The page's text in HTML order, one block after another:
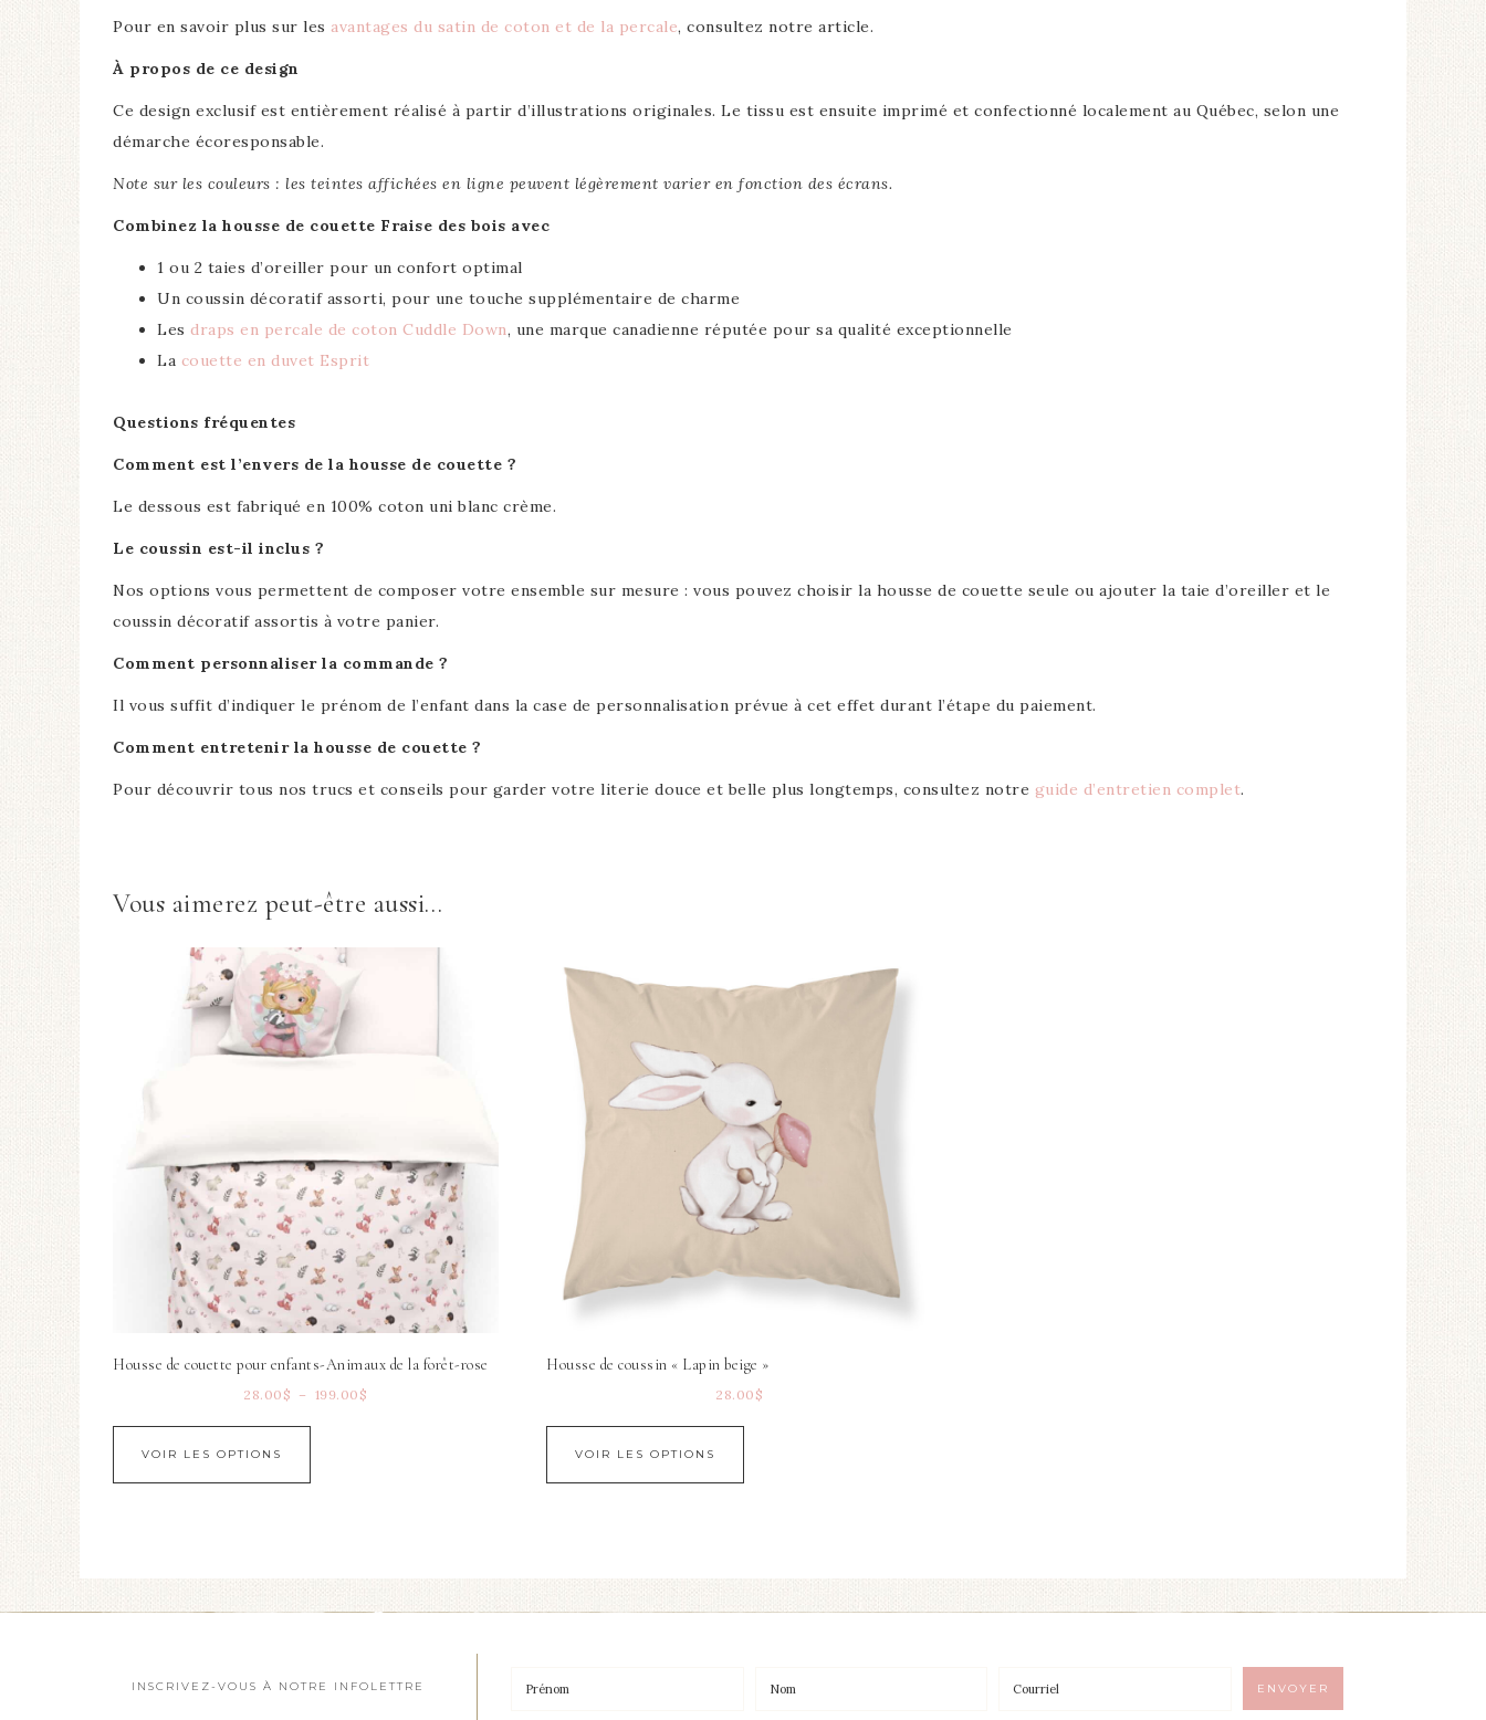
Pour en savoir plus sur les avantages du satin de coton et de la percale, consultez notre article.
À propos de ce design
Ce design exclusif est entièrement réalisé à partir d’illustrations originales. Le tissu est ensuite imprimé et confectionné localement au Québec, selon une
démarche écoresponsable.
Note sur les couleurs : les teintes affichées en ligne peuvent légèrement varier en fonction des écrans.
Combinez la housse de couette Fraise des bois avec
1 ou 2 taies d’oreiller pour un confort optimal
Un coussin décoratif assorti, pour une touche supplémentaire de charme
Les draps en percale de coton Cuddle Down, une marque canadienne réputée pour sa qualité exceptionnelle
La couette en duvet Esprit
Questions fréquentes
Comment est l’envers de la housse de couette ?
Le dessous est fabriqué en 100% coton uni blanc crème.
Le coussin est-il inclus ?
Nos options vous permettent de composer votre ensemble sur mesure : vous pouvez choisir la housse de couette seule ou ajouter la taie d’oreiller et le
coussin décoratif assortis à votre panier.
Comment personnaliser la commande ?
Il vous suffit d’indiquer le prénom de l’enfant dans la case de personnalisation prévue à cet effet durant l’étape du paiement.
Comment entretenir la housse de couette ?
Pour découvrir tous nos trucs et conseils pour garder votre literie douce et belle plus longtemps, consultez notre guide d’entretien complet.
Vous aimerez peut-être aussi…
Housse de couette pour enfants-Animaux de la forêt-rose
28.00 $ – 199.00 $
VOIR LES OPTIONS
Housse de coussin « Lapin beige »
28.00 $
VOIR LES OPTIONS
INSCRIVEZ-VOUS À NOTRE INFOLETTRE